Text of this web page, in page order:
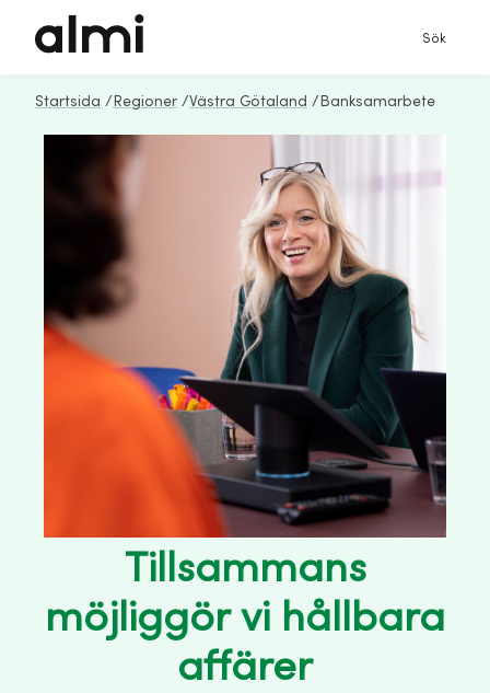
Sök
Startsida / Regioner /Västra Götaland / Banksamarbete
Tillsammans
möjliggör vi hållbara
affärer